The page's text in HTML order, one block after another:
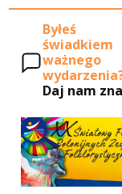
Byłeś
świadkiem
ważnego
Daj nam